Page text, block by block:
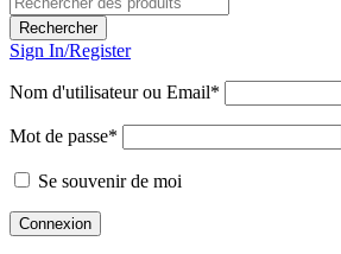
Sign In/Register
Nom d'utilisateur ou Email*
Mot de passe*
Se souvenir de moi